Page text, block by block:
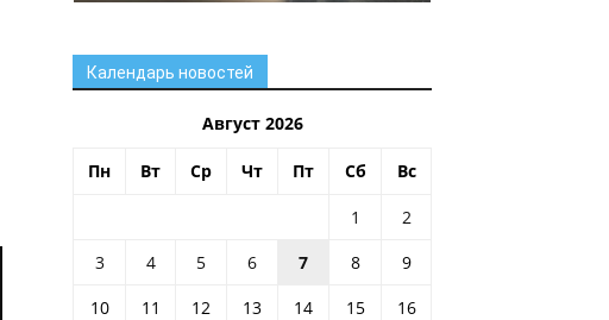
Календарь новостей
Август 2026
Пн Вт Ср Чт Пт Сб Вс
1
2
3
4 5 6 7 8
9
10
11 12 13 14 15
16